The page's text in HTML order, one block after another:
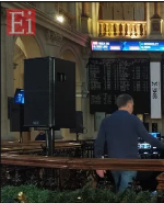
r
d
e